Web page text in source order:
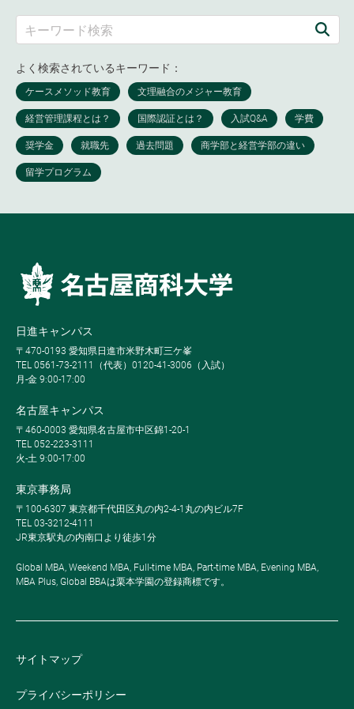
よく検索されているキーワード：
日進キャンパス
〒470-0193 愛知県日進市米野木町三ケ峯
TEL 0561-73-2111（代表）0120-41-3006（入試）
月-金 9:00-17:00
名古屋キャンパス
〒460-0003 愛知県名古屋市中区錦1-20-1
TEL 052-223-3111
火-土 9:00-17:00
東京事務局
〒100-6307 東京都千代田区丸の内2-4-1丸の内ビル7F
TEL 03-3212-4111
JR東京駅丸の内南口より徒歩1分
Global MBA, Weekend MBA, Full-time MBA, Part-time MBA, Evening MBA,
MBA Plus, Global BBAは栗本学園の登録商標です。
サイトマップ
プライバシーポリシー